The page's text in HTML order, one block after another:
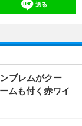
送る
ブレムがクー
ムも付く赤ワイ